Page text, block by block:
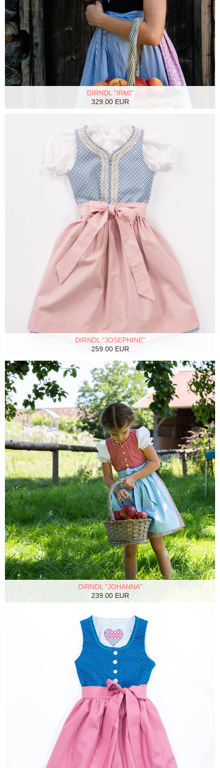
DIRNDL "IRMI"
329.00 EUR
DIRNDL "JOSEPHINE"
259.00 EUR
DIRNDL "JOHANNA"
239.00 EUR